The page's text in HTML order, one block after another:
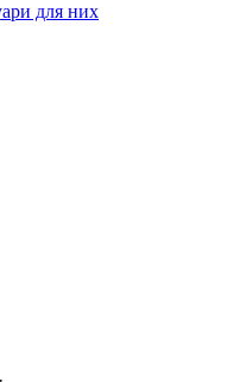
для них